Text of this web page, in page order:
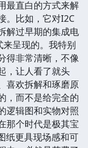
最直白的方式来解
。比如，它对I2C
解过早期的集成电
来呈现的。我特别
得非常清晰，不像
，让人看了就头
喜欢拆解和琢磨原
，而不是给完全的
逻辑图和实物对照
那个时代是极其宝
纸更具现场感和可